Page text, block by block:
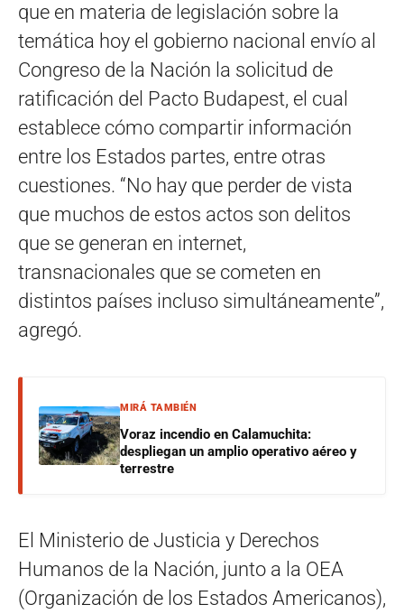
que en materia de legislación sobre la
temática hoy el gobierno nacional envío al
Congreso de la Nación la solicitud de
ratificación del Pacto Budapest, el cual
establece cómo compartir información
entre los Estados partes, entre otras
cuestiones. “No hay que perder de vista
que muchos de estos actos son delitos
que se generan en internet,
transnacionales que se cometen en
distintos países incluso simultáneamente”,
agregó.
MIRÁ TAMBIÉN
Voraz incendio en Calamuchita:
despliegan un amplio operativo aéreo y
terrestre
El Ministerio de Justicia y Derechos
Humanos de la Nación, junto a la OEA
(Organización de los Estados Americanos),